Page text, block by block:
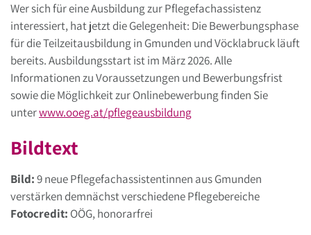
Wer sich für eine Ausbildung zur Pflegefachassistenz
interessiert, hat jetzt die Gelegenheit: Die Bewerbungsphase
für die Teilzeitausbildung in Gmunden und Vöcklabruck läuft
bereits. Ausbildungsstart ist im März 2026. Alle
Informationen zu Voraussetzungen und Bewerbungsfrist
sowie die Möglichkeit zur Onlinebewerbung finden Sie
unterwww.ooeg.at/pflegeausbildung
Bildtext
Bild:9 neue Pflegefachassistentinnen aus Gmunden
verstärken demnächst verschiedene Pflegebereiche
Fotocredit: OÖG, honorarfrei